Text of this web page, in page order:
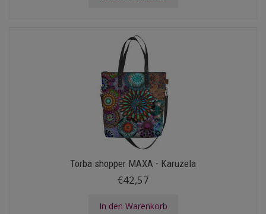
Torba shopper MAXA - Karuzela
€42,57
In den Warenkorb